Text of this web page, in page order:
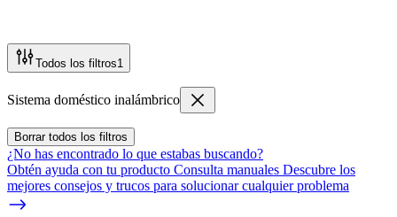
Todos los filtros1
Sistema doméstico inalámbrico
Borrar todos los filtros
¿No has encontrado lo que estabas buscando?
Obtén ayuda con tu producto Consulta manuales Descubre los
mejores consejos y trucos para solucionar cualquier problema